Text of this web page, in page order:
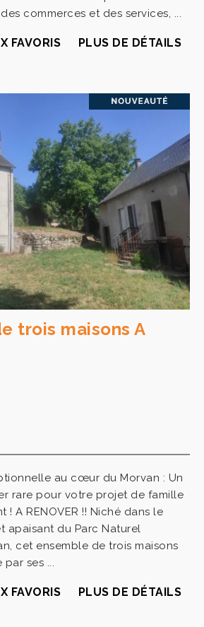
commerces et des services, ...
FAVORIS PLUS DE DÉTAILS
trois maisons A
au cœur du Morvan : Un
rare pour votre projet de famille
! A RENOVER !! Niché dans le
apaisant du Parc Naturel
cet ensemble de trois maisons
ses ...
FAVORIS PLUS DE DÉTAILS